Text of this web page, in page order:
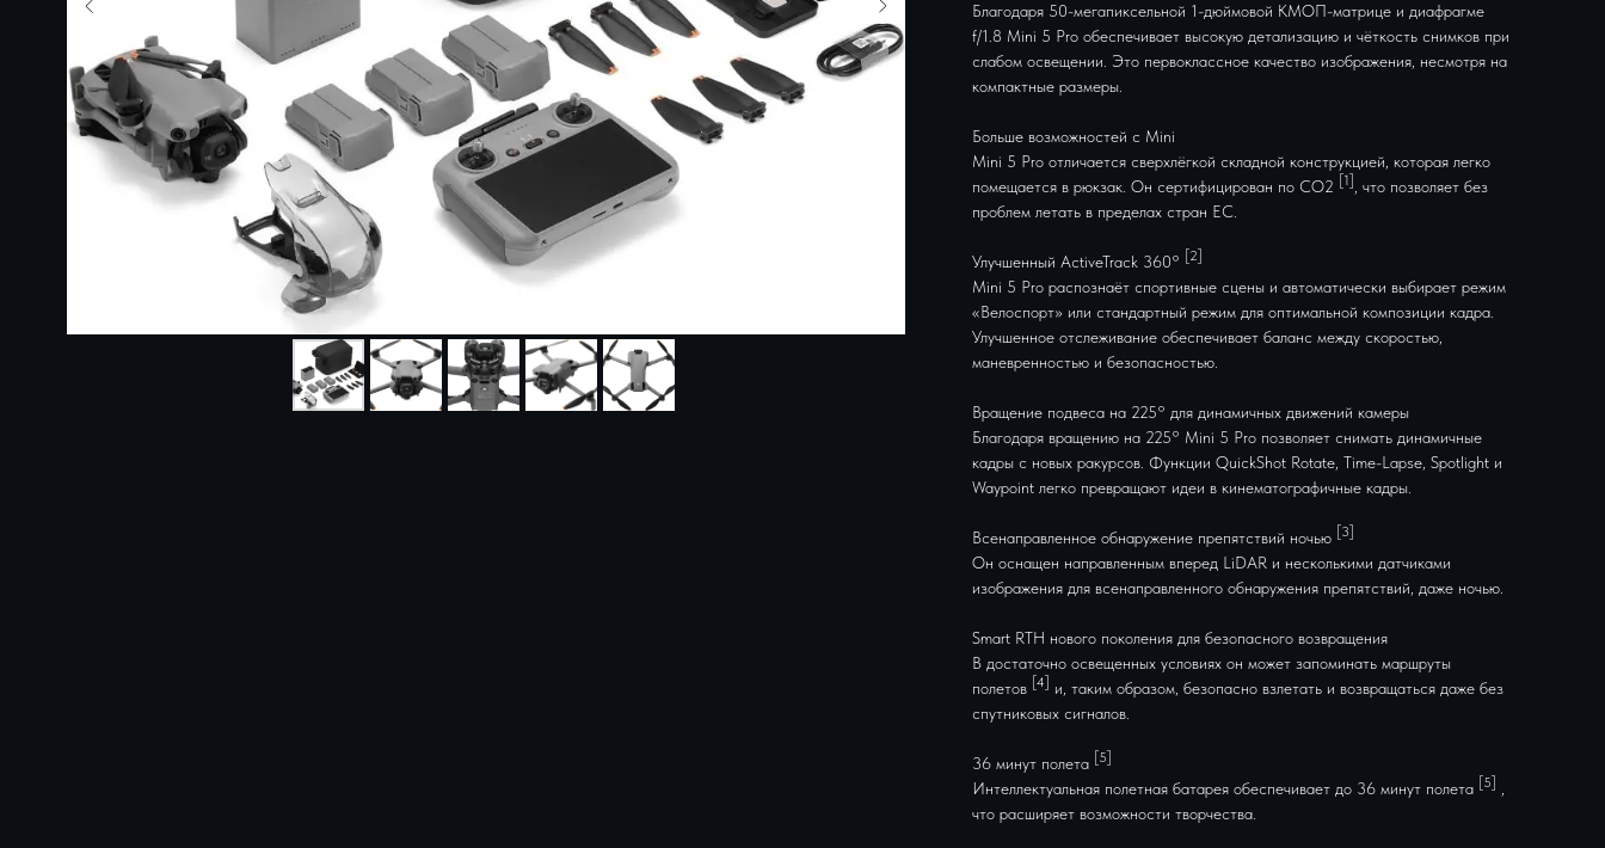
Благодаря 50-мегапиксельной 1-дюймовой КМОП-матрице и диафрагме
f/1.8 Mini 5 Pro обеспечивает высокую детализацию и чёткость снимков при
слабом освещении. Это первоклассное качество изображения, несмотря на
компактные размеры.
Больше возможностей с Mini
Mini 5 Pro отличается сверхлёгкой складной конструкцией, которая легко
помещается в рюкзак. Он сертифицирован по CO2
[1] , что позволяет без
проблем летать в пределах стран ЕС.
Улучшенный ActiveTrack 360° [2]
Mini 5 Pro распознаёт спортивные сцены и автоматически выбирает режим
«Велоспорт» или стандартный режим для оптимальной композиции кадра.
Улучшенное отслеживание обеспечивает баланс между скоростью,
маневренностью и безопасностью.
Вращение подвеса на 225° для динамичных движений камеры
Благодаря вращению на 225° Mini 5 Pro позволяет снимать динамичные
кадры с новых ракурсов. Функции QuickShot Rotate, Time-Lapse, Spotlight и
Waypoint легко превращают идеи в кинематографичные кадры.
Всенаправленное обнаружение препятствий ночью [3]
Он оснащен направленным вперед LiDAR и несколькими датчиками
изображения для всенаправленного обнаружения препятствий, даже ночью.
Smart RTH нового поколения для безопасного возвращения
В достаточно освещенных условиях он может запоминать маршруты
полетов [4]
и, таким образом, безопасно взлетать и возвращаться даже без
спутниковых сигналов.
36 минут полета [5]
Интеллектуальная полетная батарея обеспечивает до 36 минут полета [5]
,
что расширяет возможности творчества.